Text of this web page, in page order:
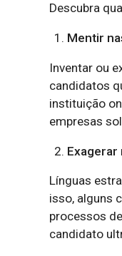
Descubra
Mentir
Inventar ou
candidatos
instituição
empresas
Línguas
isso, alguns
processos
candidato